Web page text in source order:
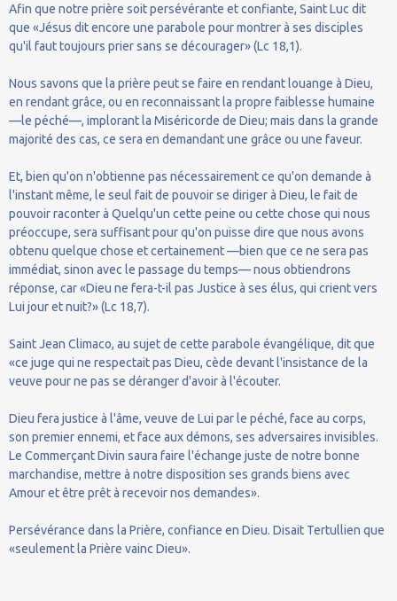
Afin que notre prière soit persévérante et confiante, Saint Luc dit
que «Jésus dit encore une parabole pour montrer à ses disciples
qu'il faut toujours prier sans se décourager» (Lc 18,1).
Nous savons que la prière peut se faire en rendant louange à Dieu,
en rendant grâce, ou en reconnaissant la propre faiblesse humaine
—le péché—, implorant la Miséricorde de Dieu; mais dans la grande
majorité des cas, ce sera en demandant une grâce ou une faveur.
Et, bien qu'on n'obtienne pas nécessairement ce qu'on demande à
l'instant même, le seul fait de pouvoir se diriger à Dieu, le fait de
pouvoir raconter à Quelqu'un cette peine ou cette chose qui nous
préoccupe, sera suffisant pour qu'on puisse dire que nous avons
obtenu quelque chose et certainement —bien que ce ne sera pas
immédiat, sinon avec le passage du temps— nous obtiendrons
réponse, car «Dieu ne fera-t-il pas Justice à ses élus, qui crient vers
Lui jour et nuit?» (Lc 18,7).
Saint Jean Climaco, au sujet de cette parabole évangélique, dit que
«ce juge qui ne respectait pas Dieu, cède devant l'insistance de la
veuve pour ne pas se déranger d'avoir à l'écouter.
Dieu fera justice à l'âme, veuve de Lui par le péché, face au corps,
son premier ennemi, et face aux démons, ses adversaires invisibles.
Le Commerçant Divin saura faire l'échange juste de notre bonne
marchandise, mettre à notre disposition ses grands biens avec
Amour et être prêt à recevoir nos demandes».
Persévérance dans la Prière, confiance en Dieu. Disait Tertullien que
«seulement la Prière vainc Dieu».